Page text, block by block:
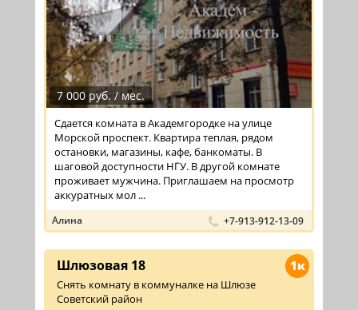
7 000 руб. / мес.
Сдается комната в Академгородке на улице
Морской проспект. Квартира теплая, рядом
остановки, магазины, кафе, банкоматы. В
шаговой доступности НГУ. В другой комнате
проживает мужчина. Приглашаем на просмотр
аккуратных мол ...
Алина +7-913-912-13-09
1к
Шлюзовая 18
Снять комнату в коммуналке на Шлюзе
Советский район